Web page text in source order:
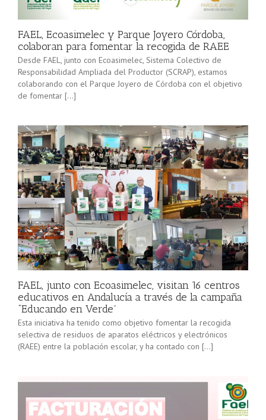
minorista”
(convocatoria
2025), pone
en marcha a
Sevilla junto
[…]
FAEL, Ecoasimelec y Parque Joyero Córdoba,
colaboran para fomentar la recogida de RAEE
Desde FAEL, junto con Ecoasimelec, Sistema Colectivo de
Responsabilidad Ampliada del Productor (SCRAP), estamos
colaborando con el Parque Joyero de Córdoba con el objetivo
de fomentar […]
FAEL, junto con Ecoasimelec, visitan 16 centros
educativos en Andalucía a través de la campaña
“Educando en Verde”
Esta iniciativa ha tenido como objetivo fomentar la recogida
selectiva de residuos de aparatos eléctricos y electrónicos
(RAEE) entre la población escolar, y ha contado con […]